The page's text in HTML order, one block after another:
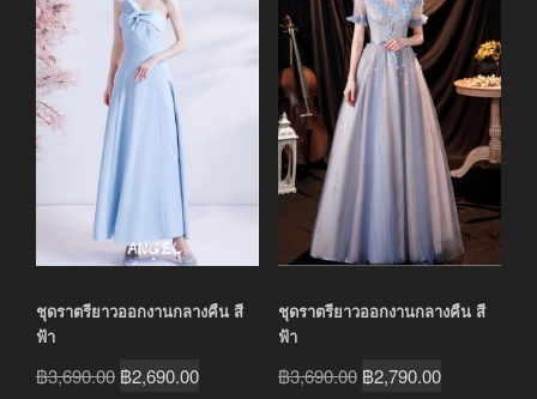
ชุดราตรียาวออกงานกลางคืน สี
ฟ้า
฿3,690.00 Original
฿2,690.00Current
ชุดราตรียาวออกงานกลางคืน สี
ฟ้า
฿3,690.00 Original
฿2,790.00Current